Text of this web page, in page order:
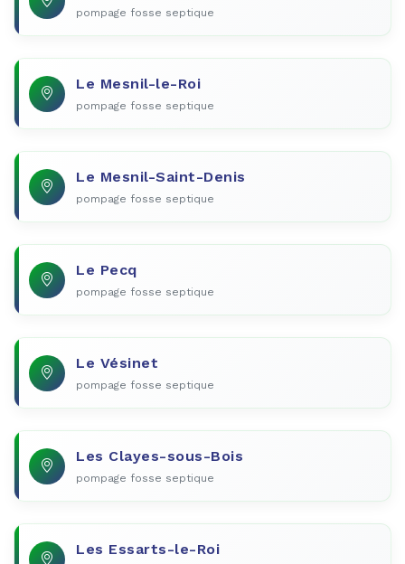
pompage fosse septique
Le Mesnil-le-Roi
pompage fosse septique
Le Mesnil-Saint-Denis
pompage fosse septique
Le Pecq
pompage fosse septique
Le Vésinet
pompage fosse septique
Les Clayes-sous-Bois
pompage fosse septique
Les Essarts-le-Roi